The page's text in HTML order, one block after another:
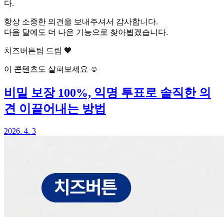
다.
항상 소중한 의견을 보내주셔서 감사합니다.
다음 달에도 더 나은 기능으로 찾아뵙겠습니다.
치즈버튼팀 드림 🧡
이 콘텐츠도 살펴보세요 ☺️
비밀 보장 100%, 익명 투표로 솔직한 의
견 이끌어내는 방법
2026. 4. 3